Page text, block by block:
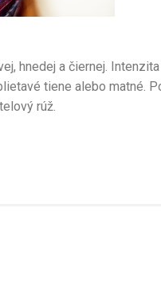
hnedej a čiernej.
tiene alebo matné.
rúž.